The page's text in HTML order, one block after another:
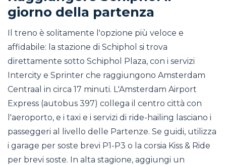
giorno della partenza
Il treno è solitamente l'opzione più veloce e
affidabile: la stazione di Schiphol si trova
direttamente sotto Schiphol Plaza, con i servizi
Intercity e Sprinter che raggiungono Amsterdam
Centraal in circa 17 minuti. L'Amsterdam Airport
Express (autobus 397) collega il centro città con
l'aeroporto, e i taxi e i servizi di ride-hailing lasciano i
passeggeri al livello delle Partenze. Se guidi, utilizza
i garage per soste brevi P1-P3 o la corsia Kiss & Ride
per brevi soste. In alta stagione, aggiungi un